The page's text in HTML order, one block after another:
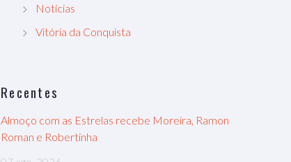
Notícias
Vitória da Conquista
Recentes
Almoço com as Estrelas recebe Moreira, Ramon
Roman e Robertinha